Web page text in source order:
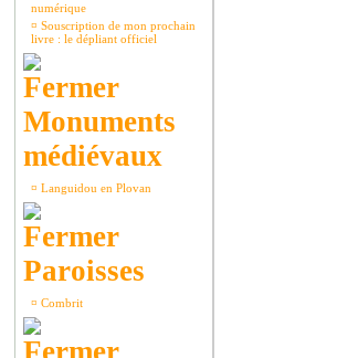
numérique
¤ Souscription de mon prochain
livre : le dépliant officiel
Monuments
médiévaux
¤ Languidou en Plovan
Paroisses
¤ Combrit